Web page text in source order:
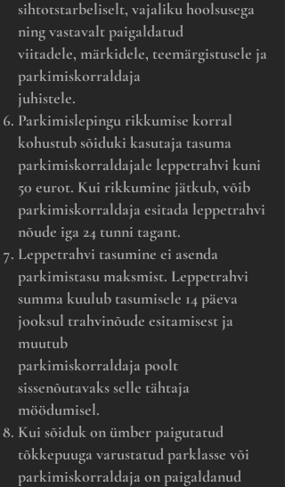
sihtotstarbeliselt, vajaliku hoolsusega
ning vastavalt paigaldatud
viitadele, märkidele, teemärgistusele ja
parkimiskorraldaja
juhistele.
Parkimislepingu rikkumise korral
kohustub sõiduki kasutaja tasuma
parkimiskorraldajale leppetrahvi kuni
50 eurot. Kui rikkumine jätkub, võib
parkimiskorraldaja esitada leppetrahvi
nõude iga 24 tunni tagant.
Leppetrahvi tasumine ei asenda
parkimistasu maksmist. Leppetrahvi
summa kuulub tasumisele 14 päeva
jooksul trahvinõude esitamisest ja
muutub
parkimiskorraldaja poolt
sissenõutavaks selle tähtaja
möödumisel.
Kui sõiduk on ümber paigutatud
tõkkepuuga varustatud parklasse või
parkimiskorraldaja on paigaldanud